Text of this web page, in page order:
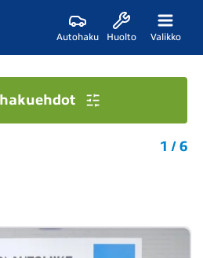
Autohaku Huolto Valikko
1 / 6